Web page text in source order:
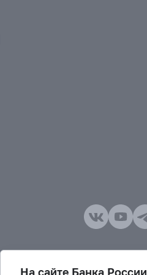
На сайте Банка России